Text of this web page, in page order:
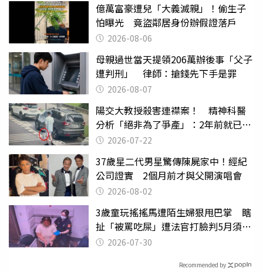
億萬富豪遭兒「大義滅親」！偷生子
怕曝光 竟盜鄰居身份辦假證落戶
2026-08-06
母親過世當天提領206萬辦後事「父子
遭判刑」 律師：搶錢先下手是罪
2026-08-07
陽交大教授殺害連襟案！ 精神科醫
分析「絕非為了爭產」：2年前就已言
行詭異
2026-07-22
37歲星二代男星驚傳陳屍家中！經紀
公司證實 2個月前才與父開演唱會
2026-08-02
3歲童玩搖搖馬遭陌生婦狠甩巴掌 瞎
扯「被罵吃屎」遭法官打臉判5月須入
監 2026-07-30
Recommended by